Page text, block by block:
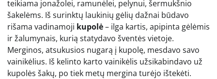
teikiama jonažolei, ramunėlei, pelynui, šermukšnio
šakelėms. Iš surinktų laukinių gėlių dažnai būdavo
rišama vadinamoji kupolė– ilga kartis, apipinta gėlėmis
ir žalumynais, kurią statydavo šventės vietoje.
Merginos, atsukusios nugarą į kupolę, mesdavo savo
vainikėlius. Iš kelinto karto vainikėlis užsikabindavo už
kupolės šakų, po tiek metų mergina turėjo ištekėti.